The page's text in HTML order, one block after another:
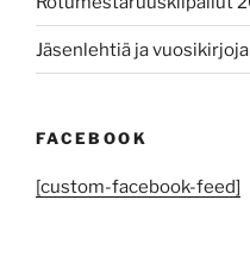
Jäsenlehtiä ja
FACEBOOK
[custom-facebook-feed]